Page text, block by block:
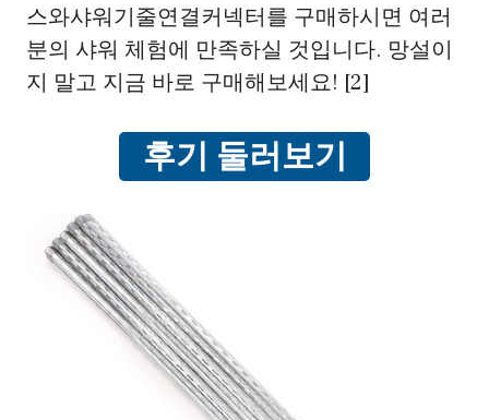
스와샤워기줄연결커넥터를 구매하시면 여러
분의 샤워 체험에 만족하실 것입니다. 망설이
지 말고 지금 바로 구매해보세요! [2]
후기 둘러보기